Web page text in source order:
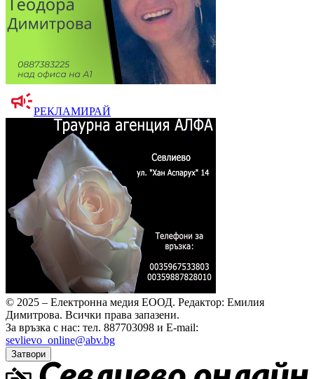
РЕКЛАМИРАЙ
© 2025 – Електронна медия ЕООД. Редактор: Емилия
Димитрова. Всички права запазени.
За връзка с нас: тел. 887703098 и E-mail:
sevlievo_online@abv.bg
Затвори